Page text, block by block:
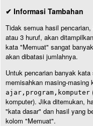
✔ Informasi Tambahan
Tidak semua hasil
atau 3 huruf, akan
kata "Memuat" sangat
akan dibatasi jumlahnya.
Untuk pencarian banyak
memisahkan masing-masing
ajar,program,komputer
komputer). Jika ditemukan,
"kata dasar" dan hasil yang
kolom "Memuat".